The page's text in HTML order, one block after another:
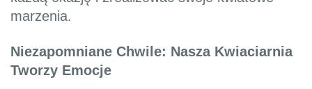
marzenia.
Niezapomniane Chwile: Nasza Kwiaciarnia
Tworzy Emocje